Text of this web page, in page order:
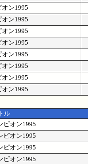
ン1995
ン1995
ン1995
ン1995
ン1995
ン1995
ン1995
ン1995
ル
ピオン1995
ピオン1995
ピオン1995
ピオン1995